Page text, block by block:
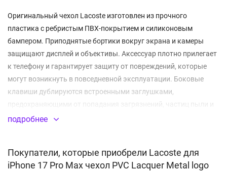
Оригинальный чехол Lacoste изготовлен из прочного
пластика с ребристым ПВХ-покрытием и силиконовым
бампером. Приподнятые бортики вокруг экрана и камеры
защищают дисплей и объективы. Аксессуар плотно прилегает
к телефону и гарантирует защиту от повреждений, которые
могут возникнуть в повседневной эксплуатации. Боковые
клавиши дублируются встроенными заглушками,
предохраняющими от попадания загрязнений, частиц пыли и
влаги. Все отверстия идеально соответствуют разъемам и
легко подключить беспроводную зарядку, картхолдер и другие
аксессуары с креплением магсэйф. Дизайн дополнен
подробнее
Покупатели, которые приобрели Lacoste для
iPhone 17 Pro Max чехол PVC Lacquer Metal logo